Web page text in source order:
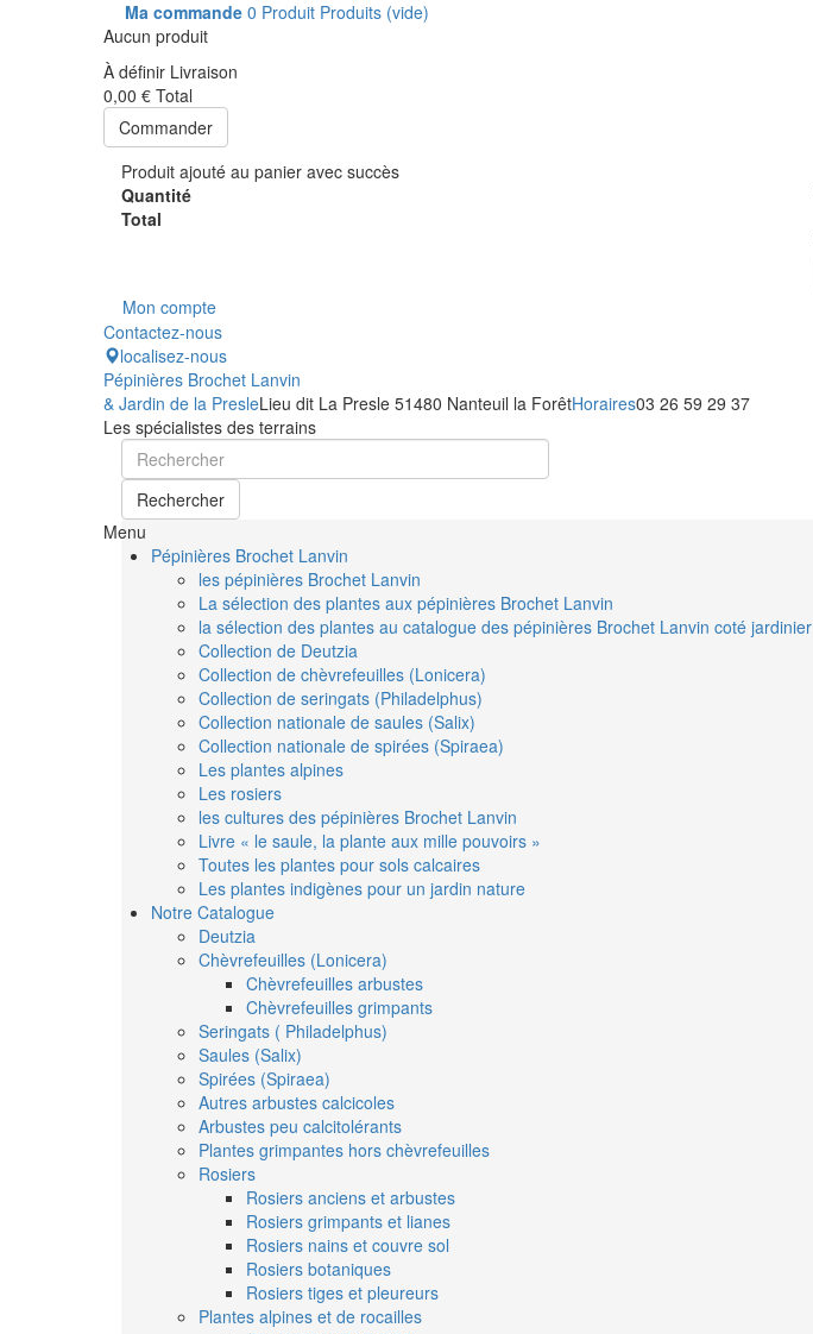
Ma commande 0 Produit Produits (vide)
Aucun produit
À définir Livraison
0,00 € Total
Commander
Produit ajouté au panier avec succès
Quantité
Total
Mon compte
Contactez-nous
localisez-nous
Pépinières Brochet Lanvin
& Jardin de la PresleLieu dit La Presle 51480 Nanteuil la ForêtHoraires03 26 59 29 37
Les spécialistes des terrains
Rechercher
Menu
Pépinières Brochet Lanvin
les pépinières Brochet Lanvin
La sélection des plantes aux pépinières Brochet Lanvin
la sélection des plantes au catalogue des pépinières Brochet Lanvin coté jardinier
Collection de Deutzia
Collection de chèvrefeuilles (Lonicera)
Collection de seringats (Philadelphus)
Collection nationale de saules (Salix)
Collection nationale de spirées (Spiraea)
Les plantes alpines
Les rosiers
les cultures des pépinières Brochet Lanvin
Livre « le saule, la plante aux mille pouvoirs »
Toutes les plantes pour sols calcaires
Les plantes indigènes pour un jardin nature
Notre Catalogue
Deutzia
Chèvrefeuilles (Lonicera)
Chèvrefeuilles arbustes
Chèvrefeuilles grimpants
Seringats ( Philadelphus)
Saules (Salix)
Spirées (Spiraea)
Autres arbustes calcicoles
Arbustes peu calcitolérants
Plantes grimpantes hors chèvrefeuilles
Rosiers
Rosiers anciens et arbustes
Rosiers grimpants et lianes
Rosiers nains et couvre sol
Rosiers botaniques
Rosiers tiges et pleureurs
Plantes alpines et de rocailles